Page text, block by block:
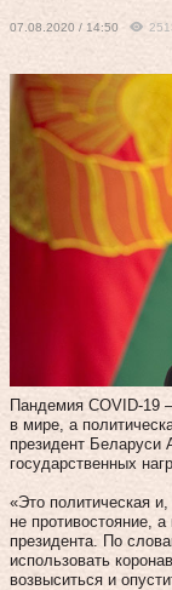
07.08.2020 / 14:50
Пандемия COVID-19
в мире, а
президент Беларуси
государственных
«Это политическая
не противостояние,
президента. По
использовать
возвыситься и